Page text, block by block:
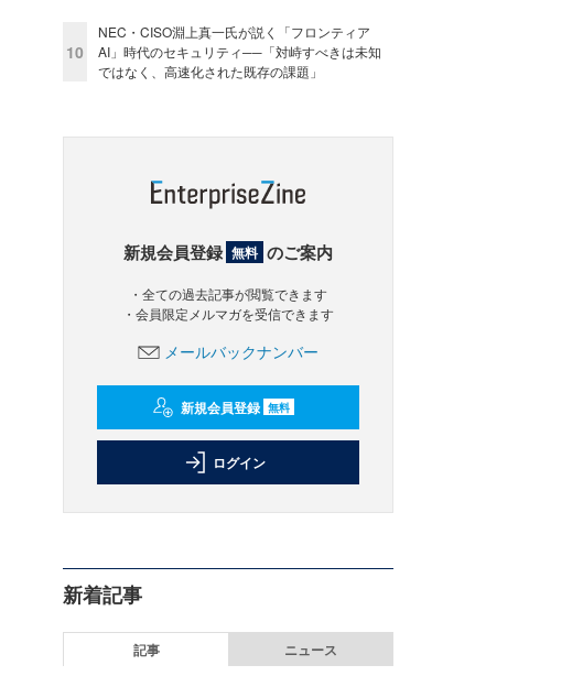
10
NEC・CISO淵上真一氏が説く「フロンティア
AI」時代のセキュリティ──「対峙すべきは未知
ではなく、高速化された既存の課題」
新規会員登録 無料 のご案内
・全ての過去記事が閲覧できます
・会員限定メルマガを受信できます
メールバックナンバー
新規会員登録 無料
ログイン
新着記事
記事 ニュース